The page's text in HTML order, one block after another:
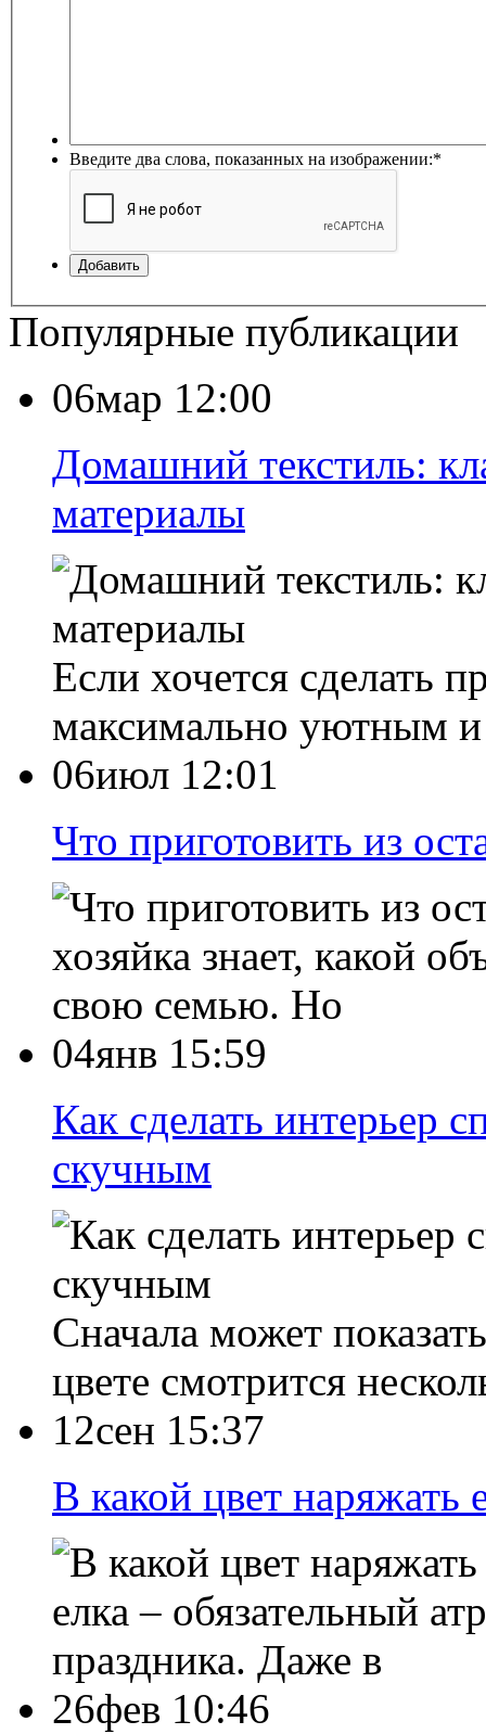
Введите два слова, показанных на изображении:*
Добавить
Популярные публикации
06мар 12:00
Домашний текстиль:
материалы
Если хочется сделать
максимально уютным
06июл 12:01
Что приготовить из
хозяйка знает, какой
свою семью. Но
04янв 15:59
Как сделать интерьер
скучным
Сначала может
цвете смотрится
12сен 15:37
В какой цвет наряжать
елка – обязательный
праздника. Даже в
26фев 10:46